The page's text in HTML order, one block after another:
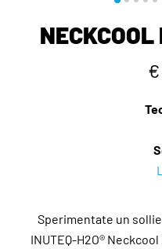
€
Sperimentate un
INUTEQ-H2O®